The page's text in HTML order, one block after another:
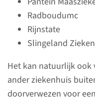
Radboudumc
Rijnstate
Slingeland
Het kan natuurlijk ook
ander ziekenhuis
doorverwezen voor
zorg Oost-
met als
best
aan